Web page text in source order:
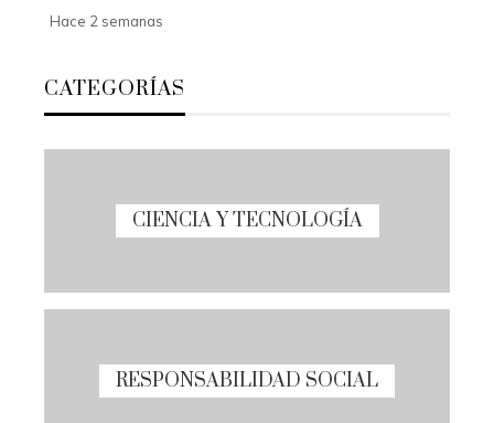
Hace 2 semanas
CATEGORÍAS
CIENCIA Y TECNOLOGÍA
RESPONSABILIDAD SOCIAL